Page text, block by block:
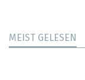
MEIST GELESEN